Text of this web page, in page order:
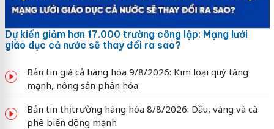
Dự kiến giảm hơn 17.000 trường công lập: Mạng lưới
giáo dục cả nước sẽ thay đổi ra sao?
Bản tin giá cả hàng hóa 9/8/2026: Kim loại quý tăng
mạnh, nông sản phân hóa
Bản tin thị trường hàng hóa 8/8/2026: Dầu, vàng và cà
phê biến động mạnh